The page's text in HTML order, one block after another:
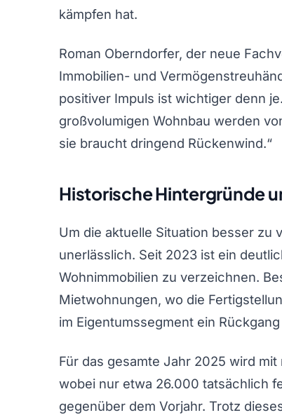
kämpfen hat.
Roman Oberndorfer, der neue
Immobilien- und
positiver Impuls ist wichtiger denn
großvolumigen Wohnbau werden
sie braucht dringend Rückenwind.“
Historische Hintergründe
Um die aktuelle Situation besser zu
unerlässlich. Seit 2023 ist ein
Wohnimmobilien zu verzeichnen.
Mietwohnungen, wo die
im Eigentumssegment ein
Für das gesamte Jahr 2025 wird
wobei nur etwa 26.000 tatsächlich
gegenüber dem Vorjahr. Trotz